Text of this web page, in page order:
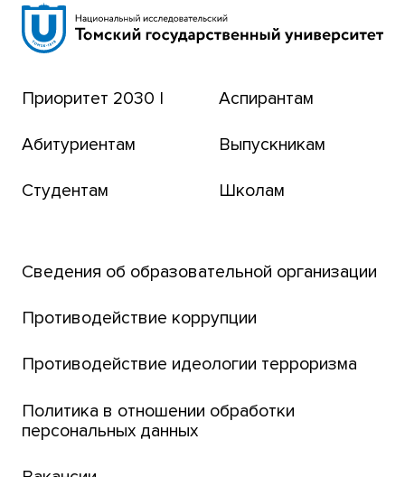
Сибирский ботанический сад
Томский региональный центр коллективного
Транссибирский научный путь
Парк социогуманитарных технологий ТГУ
Английский для всех
ТГУ
Интернет-лицей
Открытые онлайн-курсы (MOOCs)
Приоритет 2030 |
Абитуриентам
Студентам
Аспирантам
Выпускникам
Школам
Сведения об образовательной организации
Противодействие коррупции
Противодействие идеологии терроризма
Политика в отношении обработки
персональных данных